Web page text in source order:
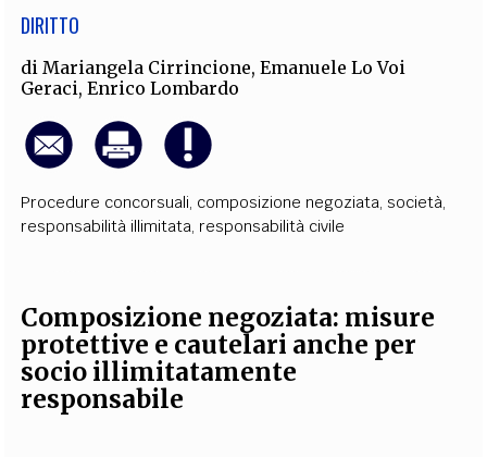
DIRITTO
di Mariangela Cirrincione,Emanuele Lo Voi
Geraci,Enrico Lombardo
Procedure concorsuali, composizione negoziata,società,
responsabilità illimitata, responsabilità civile
Composizione negoziata: misure
protettive e cautelari anche per
socio illimitatamente
responsabile